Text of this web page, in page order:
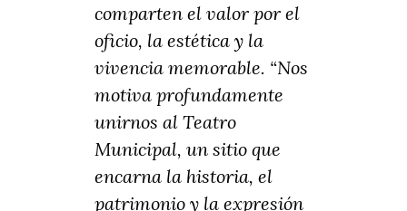
comparten el valor por el
oficio, la estética y la
vivencia memorable. “Nos
motiva profundamente
unirnos al Teatro
Municipal, un sitio que
encarna la historia, el
patrimonio y la expresión